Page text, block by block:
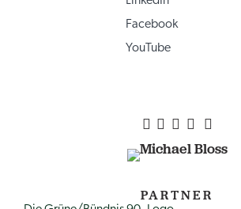
Facebook
YouTube
PARTNER